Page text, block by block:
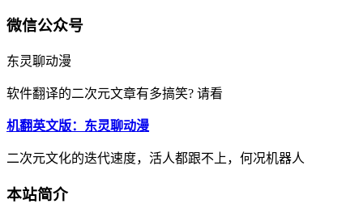
微信公众号
东灵聊动漫
软件翻译的二次元文章有多搞笑? 请看
机翻英文版：东灵聊动漫
二次元文化的迭代速度，活人都跟不上，何况机器人
本站简介